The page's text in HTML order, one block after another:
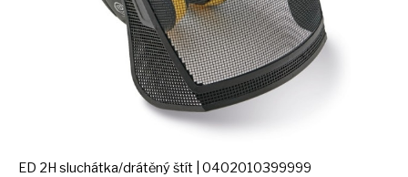
ED 2H sluchátka/drátěný štít | 0402010399999